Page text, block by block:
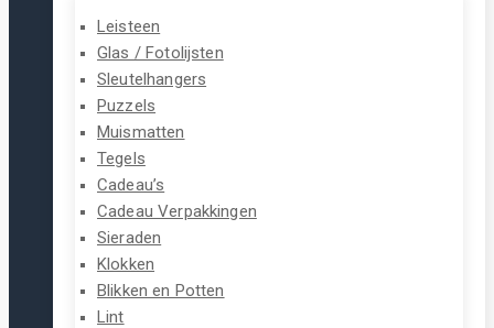
Leisteen
Glas / Fotolijsten
Sleutelhangers
Puzzels
Muismatten
Tegels
Cadeau’s
Cadeau Verpakkingen
Sieraden
Klokken
Blikken en Potten
Lint